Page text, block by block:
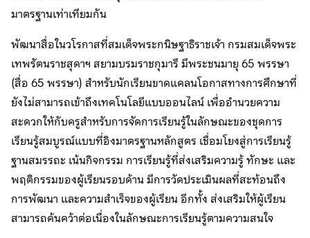
มาตรฐานเท่าเทียมกัน
พัฒนาสื่อในวโรกาสที่สมเด็จพระกนิษฐาธิราชเจ้า กรมสมเด็จพระ
เทพรัตนราชสุดาฯ สยามบรมราชกุมารี มีพระชนมายุ 65 พรรษา
(สื่อ 65 พรรษา) สำหรับนักเรียนขาดแคลนโอกาสทางการศึกษาที่
ยังไม่สามารถเข้าถึงเทคโนโลยีแบบออนไลน์ เพื่ออำนวยความ
สะดวกให้กับครูสำหรับการจัดการเรียนรู้ในลักษณะของชุดการ
เรียนรู้สมบูรณ์แบบที่อิงมาตรฐานหลักสูตร เชื่อมโยงสู่การเรียนรู้
ฐานสมรรถะ เน้นกิจกรรม การเรียนรู้ที่ส่งเสริมความรู้ ทักษะ และ
พฤติกรรมของผู้เรียนรอบด้าน มีการวัดประเมินผลที่สะท้อนถึง
การพัฒนา และความสำเร็จของผู้เรียน อีกทั้ง ส่งเสริมให้ผู้เรียน
สามารถค้นคว้าต่อเนื่องในลักษณะการเรียนรู้ตามความสนใจ